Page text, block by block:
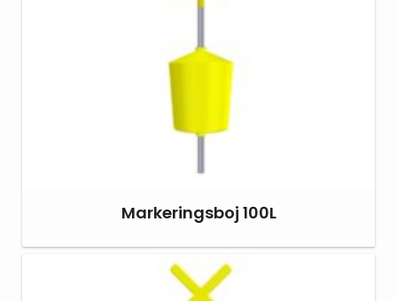
Markeringsboj 100L